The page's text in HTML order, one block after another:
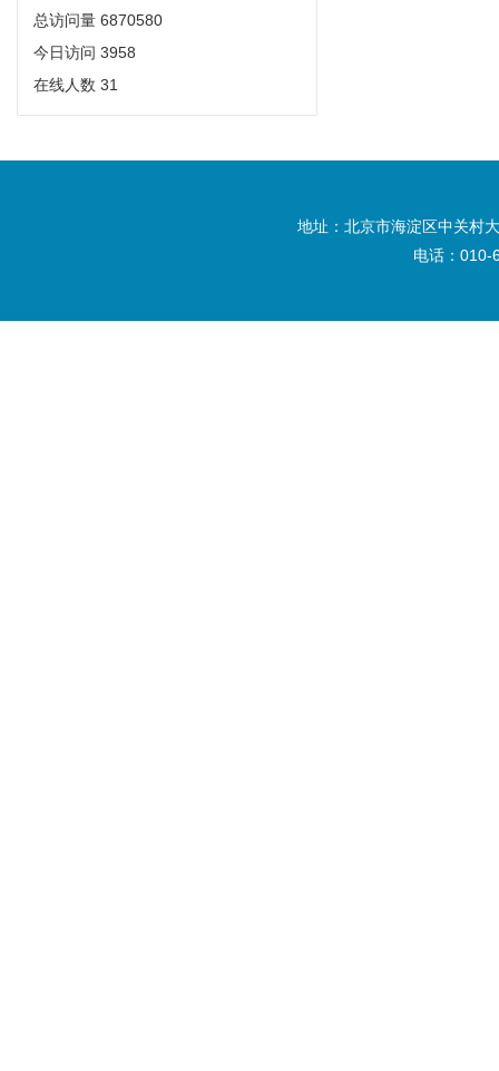
总访问量 6870580
今日访问 3958
在线人数 31
地址：北京市海淀区中关村
电话：